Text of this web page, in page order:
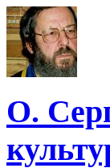
О.